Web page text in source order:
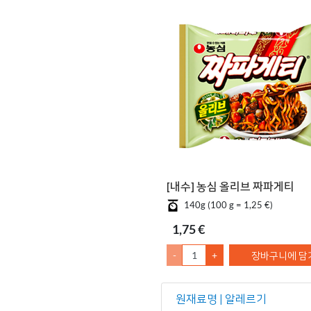
[내수] 농심 올리브 짜파게티
140g (100 g = 1,25 €)
1,75 €
- + 장바구니에 담
원재료명 | 알레르기